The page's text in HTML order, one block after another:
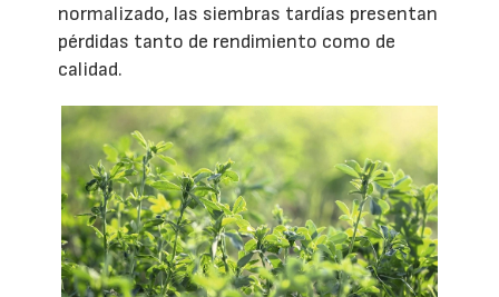
normalizado, las siembras tardías presentan
pérdidas tanto de rendimiento como de
calidad.